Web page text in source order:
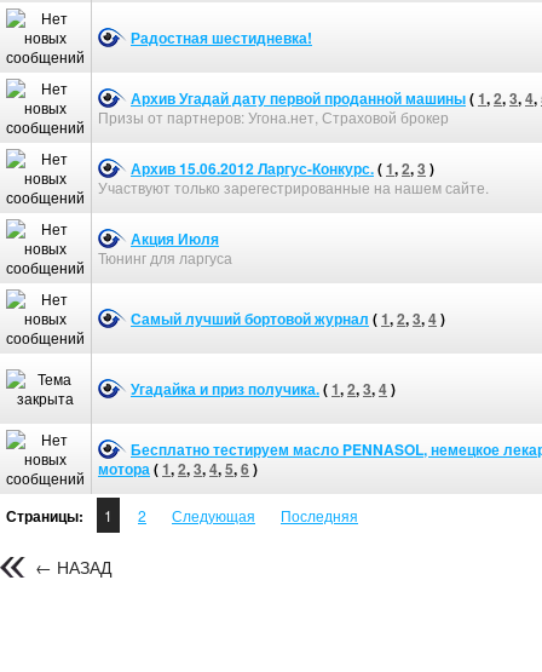
Радостная шестидневка!
Архив Угадай дату первой проданной машины(1,2,3,4,
Призы от партнеров: Угона.нет, Страховой брокер
Архив 15.06.2012 Ларгус-Конкурс.(1,2,3 )
Участвуют только зарегестрированные на нашем сайте.
Акция Июля
Тюнинг для ларгуса
Самый лучший бортовой журнал (1,2,3,4)
Угадайка и приз получика.(1,2,3,4)
Бесплатно тестируем масло PENNASOL, немецкое
мотора(1,2,3,4,5,6)
Страницы: 1 2 Следующая Последняя
← НАЗАД